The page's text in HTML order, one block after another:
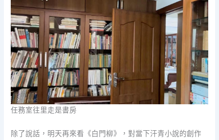
任務室往里走是書房
除了說話，明天再來看《白門柳》，對當下汗青小說的創作